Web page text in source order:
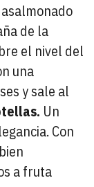
de la
el nivel del
una
y sale al
Un
Con
a fruta